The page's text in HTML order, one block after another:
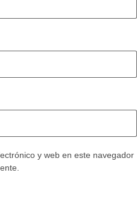
y web en este navegador